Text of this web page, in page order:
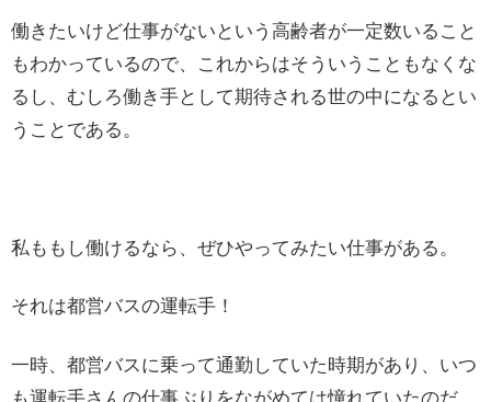
働きたいけど仕事がないという高齢者が一定数いること
もわかっているので、これからはそういうこともなくな
るし、むしろ働き手として期待される世の中になるとい
うことである。
私ももし働けるなら、ぜひやってみたい仕事がある。
それは都営バスの運転手！
一時、都営バスに乗って通勤していた時期があり、いつ